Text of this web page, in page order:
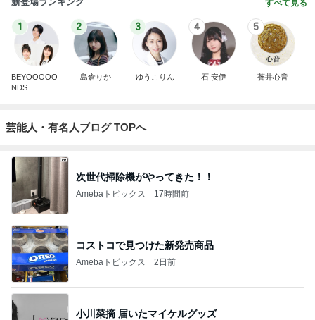
すべて見る
1
BEYOOOOO
NDS
2
島倉りか
3
ゆうこりん
4
石 安伊
5
蒼井心音
芸能人・有名人ブログ TOPへ
次世代掃除機がやってきた！！
Amebaトピックス 17時間前
コストコで見つけた新発売商品
Amebaトピックス 2日前
小川菜摘 届いたマイケルグッズ